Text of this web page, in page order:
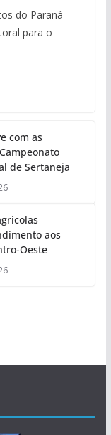
do Paraná
para o
com as
de Sertaneja
aos
Oeste